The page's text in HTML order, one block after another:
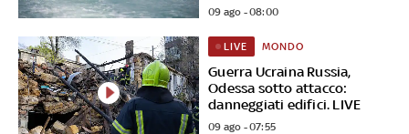
09 ago - 08:00
Guerra Ucraina Russia,
Odessa sotto attacco:
danneggiati edifici. LIVE
LIVE MONDO
09 ago - 07:55